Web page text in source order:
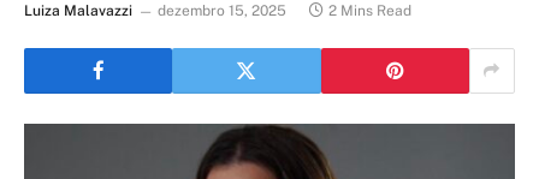
Luiza Malavazzi dezembro 15, 2025 2 Mins Read